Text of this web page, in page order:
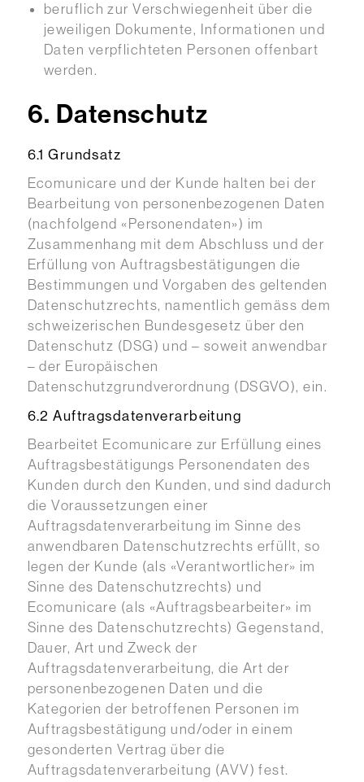
beruflich zur Verschwiegenheit über die
jeweiligen Dokumente, Informationen und
Daten verpflichteten Personen offenbart
werden.
6. Datenschutz
6.1 Grundsatz
Ecomunicare und der Kunde halten bei der
Bearbeitung von personenbezogenen Daten
(nachfolgend «Personendaten») im
Zusammenhang mit dem Abschluss und der
Erfüllung von Auftragsbestätigungen die
Bestimmungen und Vorgaben des geltenden
Datenschutzrechts, namentlich gemäss dem
schweizerischen Bundesgesetz über den
Datenschutz (DSG) und – soweit anwendbar
– der Europäischen
Datenschutzgrundverordnung (DSGVO), ein.
6.2 Auftragsdatenverarbeitung
Bearbeitet Ecomunicare zur Erfüllung eines
Auftragsbestätigungs Personendaten des
Kunden durch den Kunden, und sind dadurch
die Voraussetzungen einer
Auftragsdatenverarbeitung im Sinne des
anwendbaren Datenschutzrechts erfüllt, so
legen der Kunde (als «Verantwortlicher» im
Sinne des Datenschutzrechts) und
Ecomunicare (als «Auftragsbearbeiter» im
Sinne des Datenschutzrechts) Gegenstand,
Dauer, Art und Zweck der
Auftragsdatenverarbeitung, die Art der
personenbezogenen Daten und die
Kategorien der betroffenen Personen im
Auftragsbestätigung und/oder in einem
gesonderten Vertrag über die
Auftragsdatenverarbeitung (AVV) fest.